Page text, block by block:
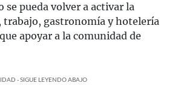
se pueda volver a activar la
gastronomía y hotelería
apoyar a la comunidad de
- SIGUE LEYENDO ABAJO